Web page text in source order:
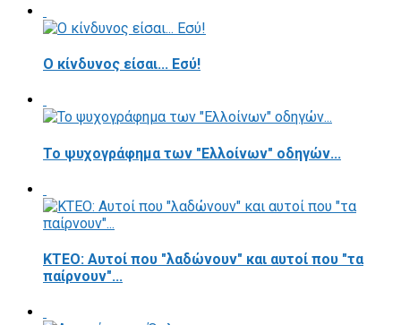
Ο κίνδυνος είσαι... Εσύ!
Το ψυχογράφημα των "Ελλοίνων" οδηγών...
ΚΤΕΟ: Αυτοί που "λαδώνουν" και αυτοί που "τα
παίρνουν"...